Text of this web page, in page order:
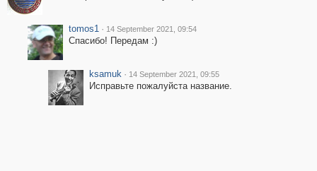
tomos1 · 14 September 2021, 09:54
Спасибо! Передам :)
ksamuk · 14 September 2021, 09:55
Исправьте пожалуйста название.